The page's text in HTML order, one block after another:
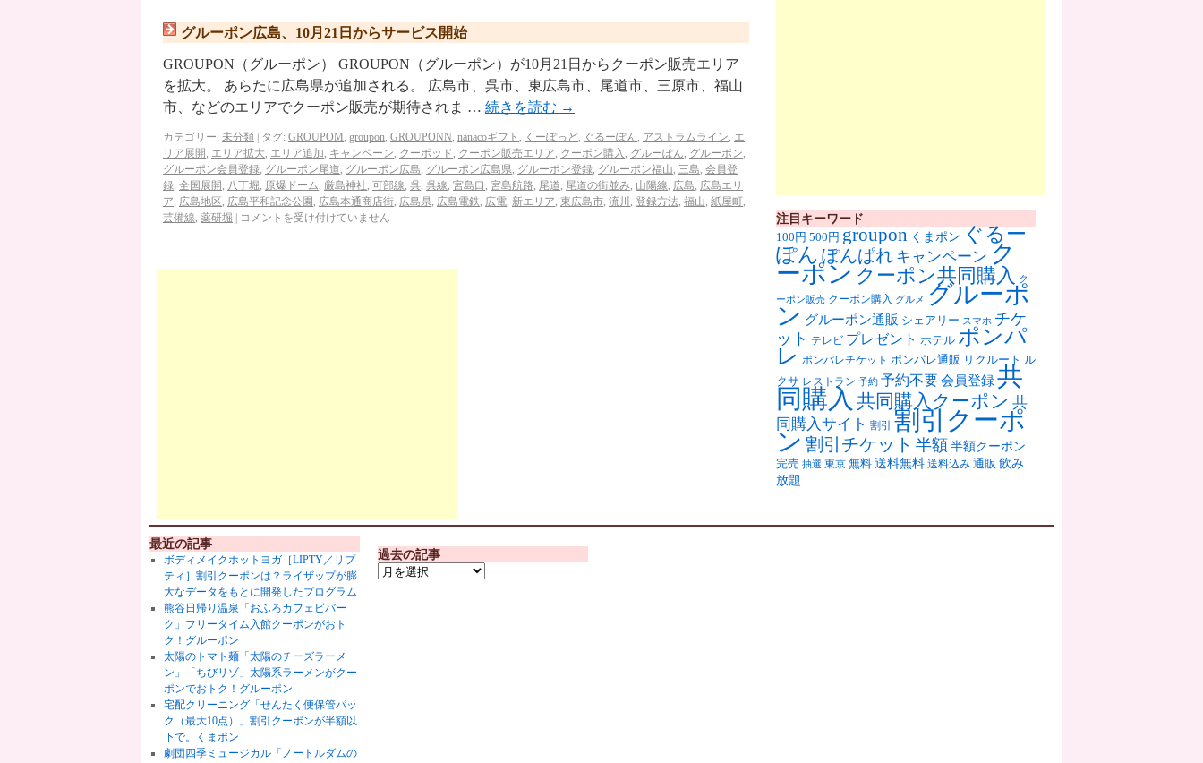
グルーポン広島、10月21日からサービス開始
GROUPON（グルーポン） GROUPON（グルーポン）が10月21日からクーポン販売エリア
を拡大。 あらたに広島県が追加される。 広島市、呉市、東広島市、尾道市、三原市、福山
市、などのエリアでクーポン販売が期待されま … 続きを読む →
カテゴリー: 未分類 タグ: GROUPOM, groupon, GROUPONN, nanacoギフト , くーぽっど, ぐるーぽん, アストラムライン, エ
リア展開 , エリア拡大, エリア追加, キャンペーン, クーポッド, クーポン販売エリア, クーポン購入 , グルーぽん, グルーポン,
グルーポン会員登録, グルーポン尾道, グルーポン広島, グルーポン広島県, グルーポン登録, グルーポン福山, 三島, 会員登
録, 全国展開 , 八丁堀, 原爆ドーム, 厳島神社, 可部線, 呉, 呉線, 宮島口 , 宮島航路, 尾道, 尾道の街並み, 山陽線, 広島, 広島エリ
ア, 広島地区, 広島平和記念公園 , 広島本通商店街, 広島県, 広島電鉄, 広電, 新エリア, 東広島市, 流川 , 登録方法, 福山, 紙屋町,
芸備線, 薬研堀 コメントを受け付けていません 注目キーワード
100円 500円 groupon くまポン ぐるー
ぽん ぽんぱれ キャンペーン ク
ーポン クーポン共同購入 ク
ーポン販売 クーポン購入 グルメ グルーポ
ン グルーポン通販 シェアリー スマホ チケ
ット テレビ プレゼント ホテル ポンパ
レ ポンパレチケット ポンパレ通販 リクルート ル
クサ レストラン 予約 予約不要会員登録共
同購入 共同購入クーポン 共
同購入サイト 割引 割引クーポ
ン 割引チケット 半額 半額クーポン
完売 抽選 東京 無料 送料無料 送料込み 通販 飲み
放題
最近の記事
ボディメイクホットヨガ［LIPTY／リプ
ティ］割引クーポンは？ライザップが膨
大なデータをもとに開発したプログラム
熊谷日帰り温泉「おふろカフェビバー
ク」フリータイム入館クーポンがおト
ク！グルーポン
太陽のトマト麺「太陽のチーズラーメ
ン」「ちびリゾ」太陽系ラーメンがクー
ポンでおトク！グルーポン
宅配クリーニング「せんたく便保管パッ
ク（最大10点）」割引クーポンが半額以
下で。くまポン
劇団四季ミュージカル「ノートルダムの
過去の記事